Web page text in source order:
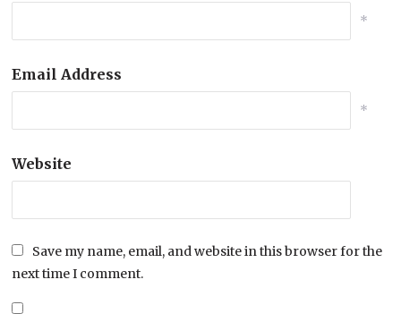
*
Email Address
*
Website
Save my name, email, and website in this browser for the
next time I comment.